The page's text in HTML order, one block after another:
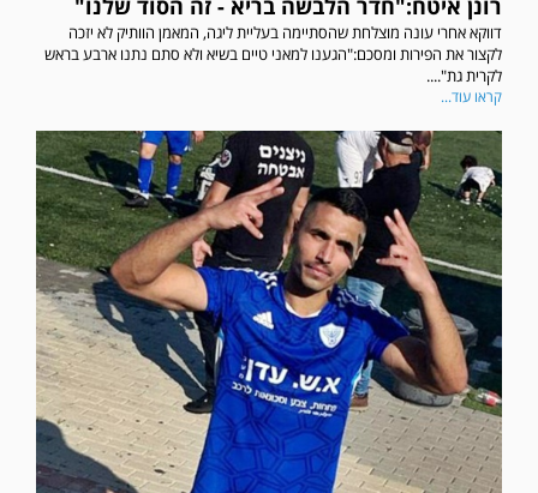
רונן איטח:"חדר הלבשה בריא - זה הסוד שלנו"
דווקא אחרי עונה מוצלחת שהסתיימה בעליית ליגה, המאמן הוותיק לא יזכה
לקצור את הפירות ומסכם:"הגענו למאני טיים בשיא ולא סתם נתנו ארבע בראש
לקרית גת"....
קראו עוד...